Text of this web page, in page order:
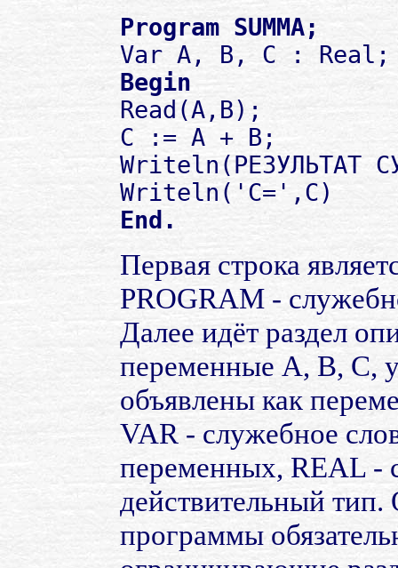
Program SUMMA;
Var A, B, C : Real;
Begin
Read(A,B);
C := A + B;
Writeln(РЕЗУЛЬТАТ
Writeln('C=',C)
End.
Первая строка
PROGRAM -
Далее идёт раздел
переменные A, B, C,
объявлены как
VAR - служебное
переменных, REAL -
действительный
программы